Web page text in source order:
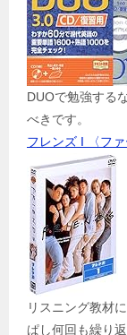
DUOで勉強する
べきです。
フレンズ I 〈フ
リスニング教材
ぱし何回も繰り